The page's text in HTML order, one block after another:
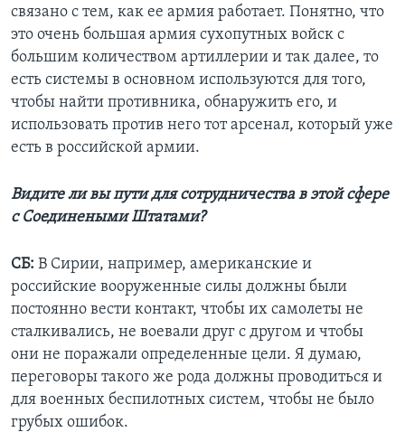
связано с тем, как ее армия работает. Понятно, что
это очень большая армия сухопутных войск с
большим количеством артиллерии и так далее, то
есть системы в основном используются для того,
чтобы найти противника, обнаружить его, и
использовать против него тот арсенал, который уже
есть в российской армии.
Видите ли вы пути для сотрудничества в этой сфере
с Соединеными Штатами?
СБ: В Сирии, например, американские и
российские вооруженные силы должны были
постоянно вести контакт, чтобы их самолеты не
сталкивались, не воевали друг с другом и чтобы
они не поражали определенные цели. Я думаю,
переговоры такого же рода должны проводиться и
для военных беспилотных систем, чтобы не было
грубых ошибок.